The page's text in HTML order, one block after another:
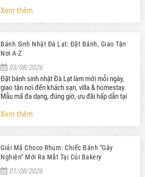
Xem thêm
Bánh Sinh Nhật Đà Lạt: Đặt Bánh, Giao Tận
Nơi A-Z
03/08/2026
Đặt bánh sinh nhật Đà Lạt làm mới mỗi ngày,
giao tận nơi đến khách sạn, villa & homestay.
Mẫu mã đa dạng, đúng giờ, ưu đãi hấp dẫn tại
Củi Bakery.
Xem thêm
Giải Mã Choco Rhum: Chiếc Bánh "Gây
Nghiện" Mới Ra Mắt Tại Củi Bakery
01/08/2026